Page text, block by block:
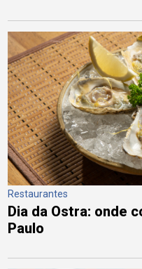
Restaurantes
Dia da Ostra: onde
Paulo